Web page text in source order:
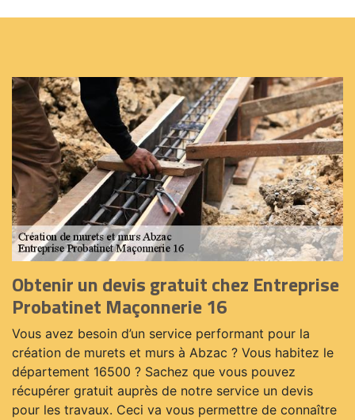
Obtenir un devis gratuit chez Entreprise
Probatinet Maçonnerie 16
Vous avez besoin d’un service performant pour la
création de murets et murs à Abzac ? Vous habitez le
département 16500 ? Sachez que vous pouvez
récupérer gratuit auprès de notre service un devis
pour les travaux. Ceci va vous permettre de connaître